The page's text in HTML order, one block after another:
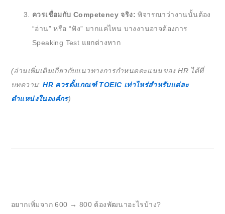
ควรเชื่อมกับ Competency จริง: พิจารณาว่างานนั้นต้อง
“อ่าน” หรือ “ฟัง” มากแค่ไหน บางงานอาจต้องการ
Speaking Test แยกต่างหาก
(อ่านเพิ่มเติมเกี่ยวกับแนวทางการกำหนดคะแนนของ HR ได้ที่
บทความ:HR ควรตั้งเกณฑ์ TOEIC เท่าไหร่สำหรับแต่ละ
ตำแหน่งในองค์กร)
อยากเพิ่มจาก 600 → 800 ต้องพัฒนาอะไรบ้าง?